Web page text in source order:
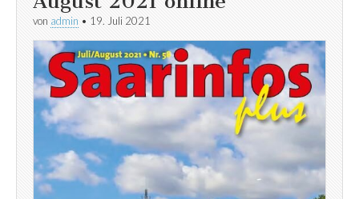
von admin • 19. Juli 2021